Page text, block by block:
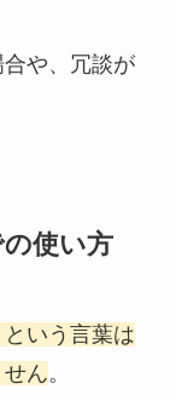
や、冗談が
使い方
という言葉は
ん。